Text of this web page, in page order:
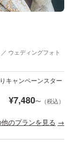
ウェディングフォト
キャンペーンスター
¥7,480〜（税込）
のプランを見る